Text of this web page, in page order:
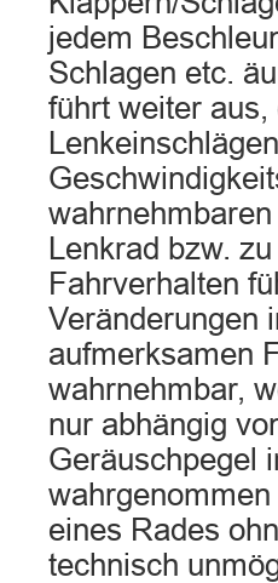
jedem
Schlagen etc.
führt weiter
Lenkrad bzw.
Fahrverhalten
Veränderungen
aufmerksamen
wahrnehmbar,
nur abhängig
Geräuschpegel
eines Rades
technisch